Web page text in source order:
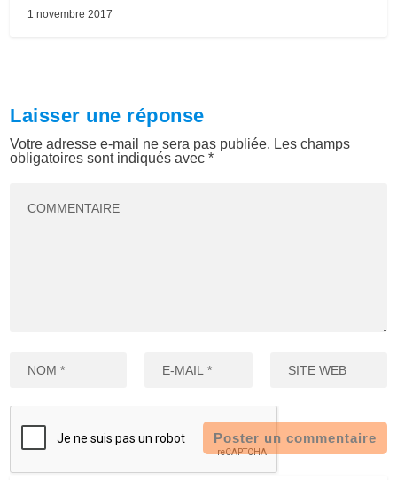
1 novembre 2017
Laisser une réponse
Votre adresse e-mail ne sera pas publiée. Les champs
obligatoires sont indiqués avec*